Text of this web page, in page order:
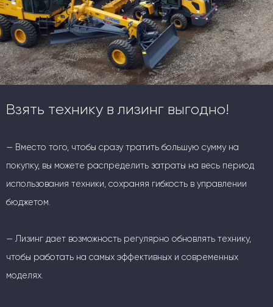
Взять технику в лизинг выгодно!
— Вместо того, чтобы сразу тратить большую сумму на
покупку, вы можете распределить затраты на весь период
использования техники, сохраняя гибкость в управлении
бюджетом.
— Лизинг дает возможность регулярно обновлять технику,
чтобы работать на самых эффективных и современных
моделях.